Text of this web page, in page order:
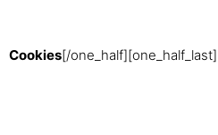
Cookies[/one_half][one_half_last]